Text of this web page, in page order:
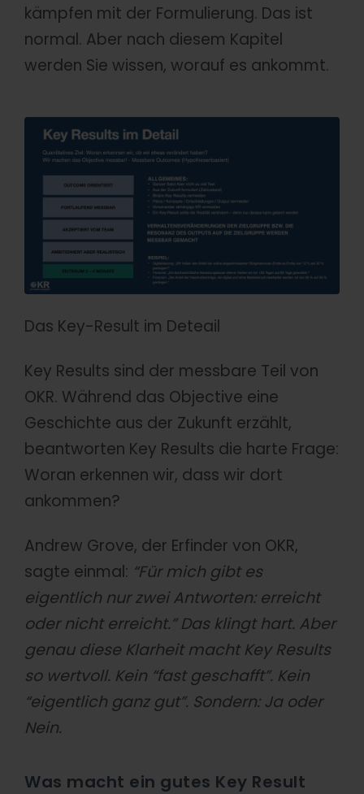
kämpfen mit der Formulierung. Das ist
normal. Aber nach diesem Kapitel
werden Sie wissen, worauf es ankommt.
Das Key-Result im Deteail
Key Results sind der messbare Teil von
OKR. Während das Objective eine
Geschichte aus der Zukunft erzählt,
beantworten Key Results die harte Frage:
Woran erkennen wir, dass wir dort
ankommen?
Andrew Grove, der Erfinder von OKR,
sagte einmal: “Für mich gibt es
eigentlich nur zwei Antworten: erreicht
oder nicht erreicht.” Das klingt hart. Aber
genau diese Klarheit macht Key Results
so wertvoll. Kein “fast geschafft”. Kein
“eigentlich ganz gut”. Sondern: Ja oder
Nein.
Was macht ein gutes Key Result